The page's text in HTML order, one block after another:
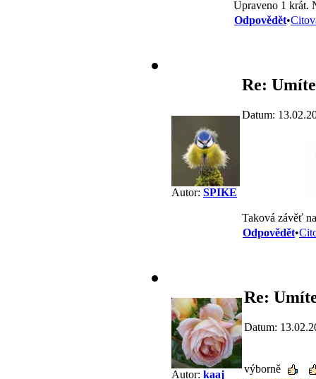
Upraveno 1 krát.
Odpovědět•
Autor: SPIKE
Re:
Datum:
Taková závěť
Odpovědět•
Autor: kaaj
Re:
Datum:
výborně